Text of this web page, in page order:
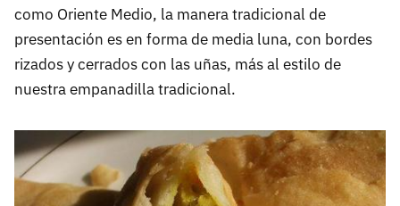
como Oriente Medio, la manera tradicional de
presentación es en forma de media luna, con bordes
rizados y cerrados con las uñas, más al estilo de
nuestra empanadilla tradicional.